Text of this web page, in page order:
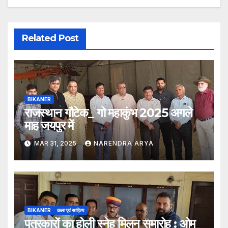
Related Post
BIKANER
राजस्थान गौटेक_ गो महाकुंभ 2025 अगले
माह जयपुर में
MAR 31, 2025 NARENDRA ARYA
BIKANER कला एवं साहित्य
पत्रकारों का होली स्नेह मिलन समारोह : ओम